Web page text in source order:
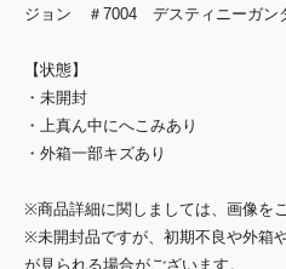
ジョン ＃7004 デスティニーガン
【状態】
・未開封
・上真ん中にへこみあり
・外箱一部キズあり
※商品詳細に関しましては、画像を
※未開封品ですが、初期不良や外箱
が見られる場合がございます。